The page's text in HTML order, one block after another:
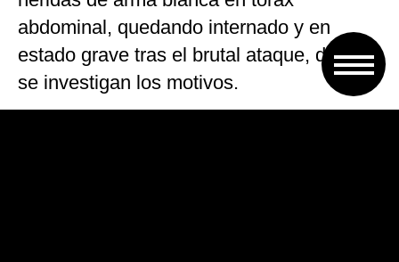
abdominal, quedando internado y en
estado grave tras el brutal ataque, del que
se investigan los motivos.